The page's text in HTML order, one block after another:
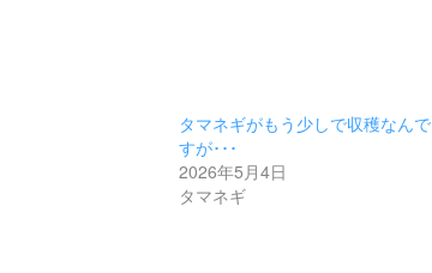
タマネギがもう少しで収穫なんで
すが･･･
2026年5月4日
タマネギ